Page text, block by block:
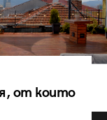
от които